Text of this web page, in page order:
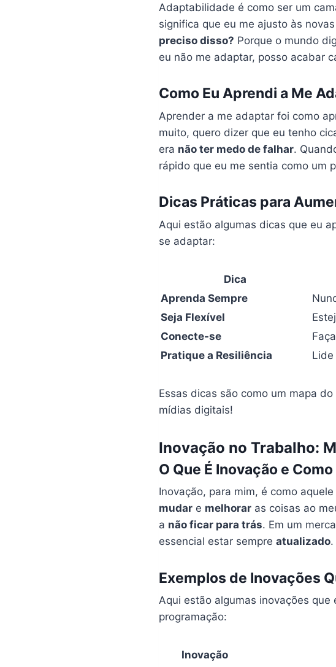
Adaptabilidade é como ser um
significa que eu me ajusto às
preciso disso? Porque o mundo
eu não me adaptar, posso acabar
Como Eu Aprendi a Me
Aprender a me adaptar foi como
muito, quero dizer que eu tenho
era não ter medo de falhar.
rápido que eu me sentia como um
Dicas Práticas para
Aqui estão algumas dicas que eu
se adaptar:
Dica
Aprenda Sempre
Seja Flexível
Conecte-se
Pratique a Resiliência
Essas dicas são como um mapa
mídias digitais!
Inovação no Trabalho:
O Que É Inovação e
Inovação, para mim, é como
mudar e melhorar as coisas ao
a não ficar para trás. Em um
essencial estar sempreatualizado.
Exemplos de Inovações
Aqui estão algumas inovações
programação:
Inovação